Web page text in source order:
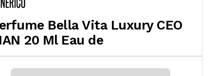
Bella Vita Luxury CEO
20 Ml Eau de